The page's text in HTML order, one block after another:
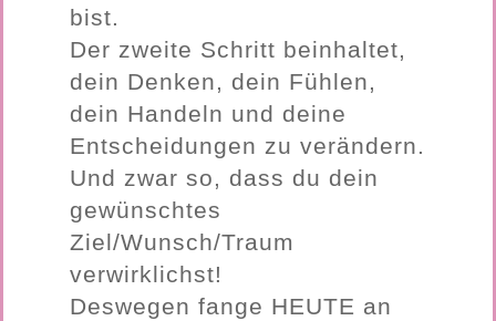
bist.
Der zweite Schritt beinhaltet,
dein Denken, dein Fühlen,
dein Handeln und deine
Entscheidungen zu verändern.
Und zwar so, dass du dein
gewünschtes
Ziel/Wunsch/Traum
verwirklichst!
Deswegen fange HEUTE an